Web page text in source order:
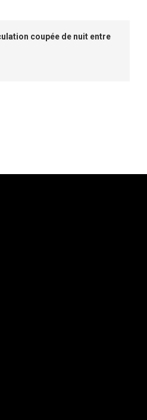
coupée de nuit entre